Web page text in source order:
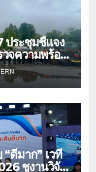
ประชุมชี้แจง
วจความพร้อม
ณภัย
ดีมาก” เวที
ชูงานวิจัย